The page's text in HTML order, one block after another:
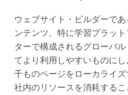
ウェブサイト・ビルダーで
ンテンツ、特に学習プラッ
ターで構成されるグローバ
てより利用しやすいものに
千ものページをローカライズ
社内のリソースを消耗する